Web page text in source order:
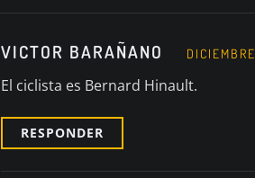
VICTOR BARAÑANO
El ciclista es Bernard Hinault.
RESPONDER